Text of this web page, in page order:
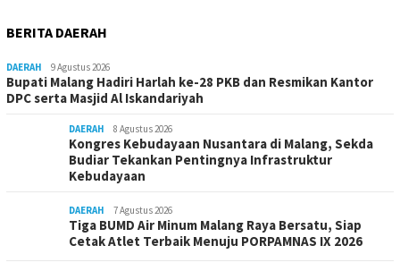
BERITA DAERAH
DAERAH 9 Agustus 2026
Bupati Malang Hadiri Harlah ke-28 PKB dan Resmikan Kantor
DPC serta Masjid Al Iskandariyah
DAERAH 8 Agustus 2026
Kongres Kebudayaan Nusantara di Malang, Sekda
Budiar Tekankan Pentingnya Infrastruktur
Kebudayaan
DAERAH 7 Agustus 2026
Tiga BUMD Air Minum Malang Raya Bersatu, Siap
Cetak Atlet Terbaik Menuju PORPAMNAS IX 2026